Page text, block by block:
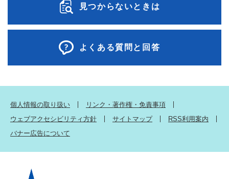
見つからないときは
よくある質問と回答
個人情報の取り扱い
リンク・著作権・免責事項
ウェブアクセシビリティ方針
サイトマップ
RSS利用案内
バナー広告について